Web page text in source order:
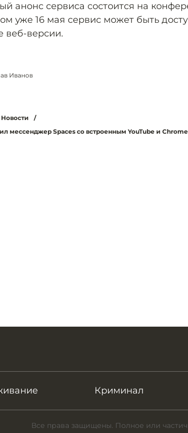
анонс сервиса состоится на
уже 16 мая сервис может быть
веб-версии.
Иванов
Новости
/
мессенджер Spaces со встроенным YouTube и Chrome
Криминал
Все права защищены. Полное или